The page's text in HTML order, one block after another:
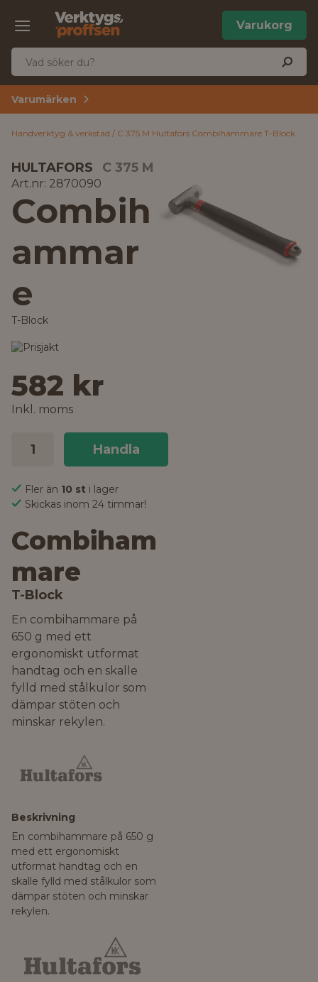
Varukorg
Varumärken
Handverktyg & verkstad C 375 M Hultafors Combihammare T-Block
HULTAFORS C 375 M
Art.nr: 2870090
Combih
ammar
e
T-Block
582 kr
Inkl. moms
Handla
Fler än 10 st i lager
Skickas inom 24 timmar!
Combiham
mare
T-Block
En combihammare på
650 g med ett
ergonomiskt utformat
handtag och en skalle
fylld med stålkulor som
dämpar stöten och
minskar rekylen.
Beskrivning
En combihammare på 650 g
med ett ergonomiskt
utformat handtag och en
skalle fylld med stålkulor som
dämpar stöten och minskar
rekylen.